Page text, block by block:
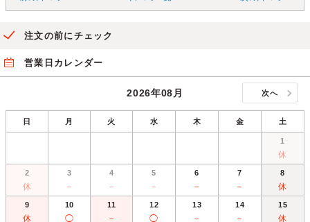
注文の前にチェック
営業日カレンダー
2026年08月 次へ
日 月 火 水 木 金 土
1
休
2
休
3
－
4
－
5
－
6
－
7
－
8
休
9
休
10
◯
11
－
12
◯
13
－
14
－
15
休